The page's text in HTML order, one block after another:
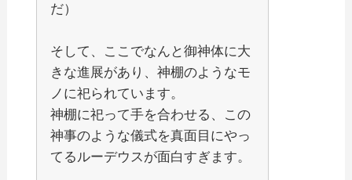
だ）
そして、ここでなんと御神体に大
きな進展があり、神棚のようなモ
ノに祀られています。
神棚に祀って手を合わせる、この
神事のような儀式を真面目にやっ
てるルーデウスが面白すぎます。